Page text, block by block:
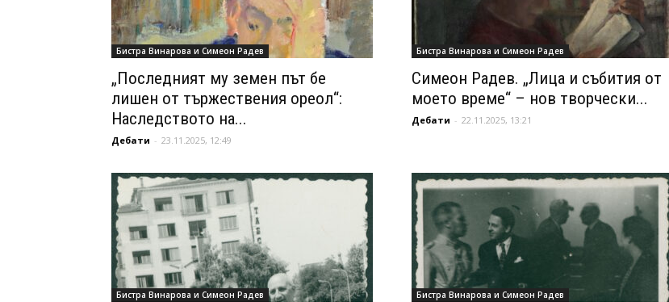
Бистра Винарова и Симеон Радев
„Последният му земен път бе
лишен от тържествения ореол“:
Наследството на...
Дебати - 23.11.2025, 12:49
Бистра Винарова и Симеон Радев
Симеон Радев. „Лица и събития от
моето време“ – нов творчески...
Дебати - 22.11.2025, 13:21
Бистра Винарова и Симеон Радев Бистра Винарова и Симеон Радев